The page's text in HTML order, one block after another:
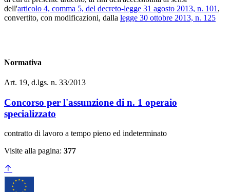
dell'articolo 4, comma 5, del decreto-legge 31 agosto 2013, n. 101 ,
convertito, con modificazioni, dalla legge 30 ottobre 2013, n. 125
Normativa
Art. 19, d.lgs. n. 33/2013
Concorso per l'assunzione di n. 1 operaio
specializzato
contratto di lavoro a tempo pieno ed indeterminato
Visite alla pagina: 377